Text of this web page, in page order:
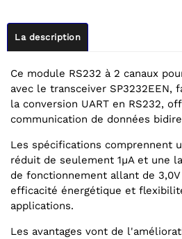
La description
Ce module RS232 à 2 canaux
avec le transceiver SP3232EEN,
la conversion UART en RS232,
communication de données
Les spécifications comprennent
réduit de seulement 1µA et une
de fonctionnement allant de 3,0V
efficacité énergétique et
applications.
Les avantages vont de